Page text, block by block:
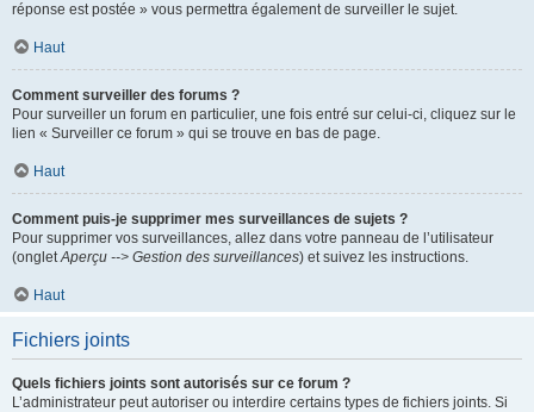
réponse est postée » vous permettra également de surveiller le sujet.
Haut
Comment surveiller des forums ?
Pour surveiller un forum en particulier, une fois entré sur celui-ci, cliquez sur le
lien « Surveiller ce forum » qui se trouve en bas de page.
Haut
Comment puis-je supprimer mes surveillances de sujets ?
Pour supprimer vos surveillances, allez dans votre panneau de l’utilisateur
(ongletAperçu --> Gestion des surveillances) et suivez les instructions.
Haut
Fichiers joints
Quels fichiers joints sont autorisés sur ce forum ?
L’administrateur peut autoriser ou interdire certains types de fichiers joints. Si